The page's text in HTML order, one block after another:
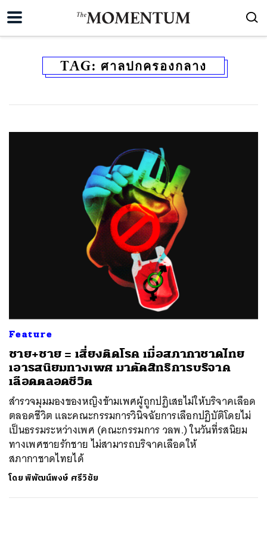
TAG: ศาลปกครองกลาง
Feature
ชาย+ชาย = เสี่ยงติดโรค เมื่อสภากาชาดไทย
เอารสนิยมทางเพศ มาตัดสิทธิการบริจาค
เลือดตลอดชีวิต
สำรวจมุมมองของหญิงข้ามเพศผู้ถูกปฏิเสธไม่ให้บริจาคเลือด
ตลอดชีวิต และคณะกรรมการวินิจฉัยการเลือกปฏิบัติโดยไม่
เป็นธรรมระหว่างเพศ (คณะกรรมการ วลพ.) ในวันที่รสนิยม
ทางเพศชายรักชาย ไม่สามารถบริจาคเลือดให้
สภากาชาดไทยได้
โดยพิพัฒน์พงษ์ ศรีวิชัย